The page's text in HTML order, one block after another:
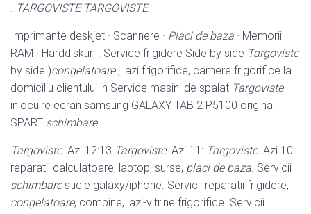
. TARGOVISTE TARGOVISTE.
Imprimante deskjet · Scannere · Placi de baza · Memorii
RAM · Harddiskuri . Service frigidere Side by side Targoviste
by side )congelatoare, lazi frigorifice, camere frigorifice la
domiciliu clientului in Service masini de spalat Targoviste
inlocuire ecran samsung GALAXY TAB 2 P5100 original
SPART schimbare
Targoviste. Azi 12:13 Targoviste. Azi 11: Targoviste. Azi 10:
reparatii calculatoare, laptop, surse, placi de baza. Servicii
schimbaresticle galaxy/iphone. Servicii reparatii frigidere,
congelatoare, combine, lazi-vitrine frigorifice. Servicii